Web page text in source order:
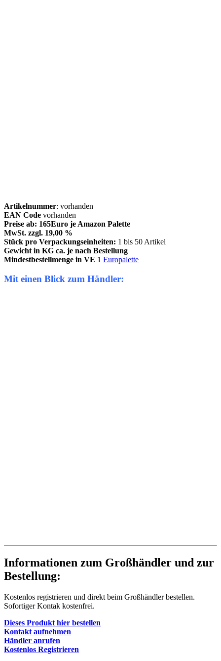
Artikelnummer: vorhanden
EAN Code vorhanden
Preise ab: 165Euro je Amazon Palette
MwSt. zzgl. 19,00 %
Stück pro Verpackungseinheiten: 1 bis 50 Artikel
Gewicht in KG ca. je nach Bestellung
Mindestbestellmenge in VE 1 Europalette
Mit einen Blick zum Händler:
Informationen zum Großhändler und zur
Bestellung:
Kostenlos registrieren und direkt beim Großhändler bestellen.
Sofortiger Kontak kostenfrei.
Dieses Produkt hier bestellen
Kontakt aufnehmen
Händler anrufen
Kostenlos Registrieren